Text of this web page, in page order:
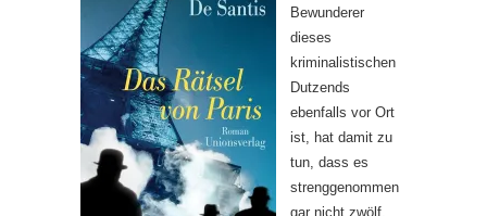
Bewunderer
dieses
kriminalistischen
Dutzends
ebenfalls vor Ort
ist, hat damit zu
tun, dass es
strenggenommen
gar nicht zwölf,